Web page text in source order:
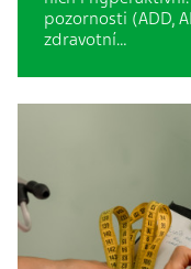
pozornosti (ADD,
zdravotní…